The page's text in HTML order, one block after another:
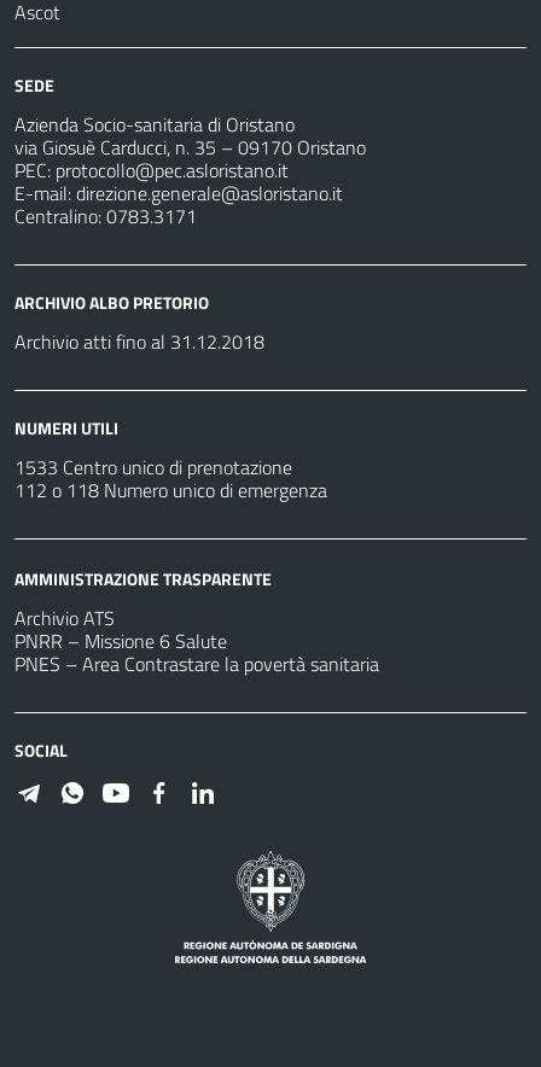
Ascot
SEDE
Azienda Socio-sanitaria di Oristano
via Giosuè Carducci, n. 35 – 09170 Oristano
PEC: protocollo@pec.asloristano.it
E-mail:direzione.generale@asloristano.it
Centralino: 0783.3171
ARCHIVIO ALBO PRETORIO
Archivio atti fino al 31.12.2018
NUMERI UTILI
1533 Centro unico di prenotazione
112 o 118 Numero unico di emergenza
AMMINISTRAZIONE TRASPARENTE
Archivio ATS
PNRR – Missione 6 Salute
PNES – Area Contrastare la povertà sanitaria
SOCIAL